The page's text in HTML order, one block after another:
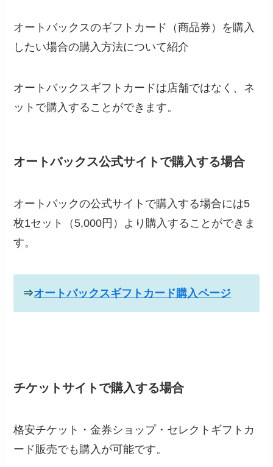
オートバックスのギフトカード（商品券）を購入
したい場合の購入方法について紹介
オートバックスギフトカードは店舗ではなく、ネ
ットで購入することができます。
オートバックス公式サイトで購入する場合
オートバックの公式サイトで購入する場合には5
枚1セット（5,000円）より購入することができま
す。
⇒オートバックスギフトカード購入ページ
チケットサイトで購入する場合
格安チケット・金券ショップ・セレクトギフトカ
ード販売でも購入が可能です。